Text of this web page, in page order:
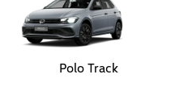
Polo Track